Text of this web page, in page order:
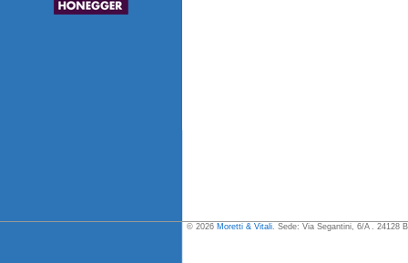
© 2026 Moretti & Vitali. Sede: Via Segantini, 6/A . 24128